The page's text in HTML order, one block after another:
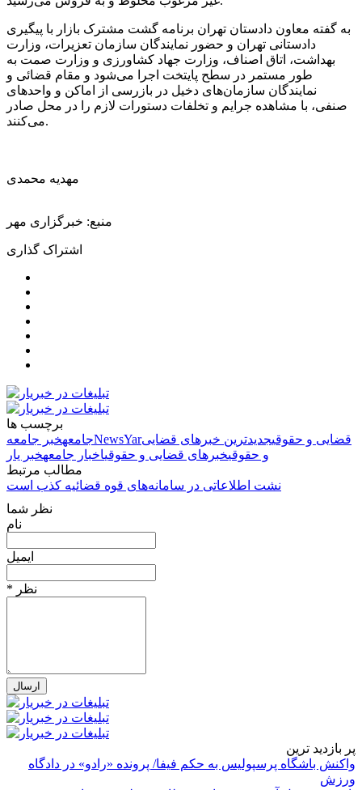
به گفته معاون دادستان تهران برنامه گشت مشترک بازار با پیگیری
دادستانی تهران و حضور نمایندگان سازمان تعزیرات، وزارت
بهداشت، اتاق اصناف، وزارت جهاد کشاورزی و وزارت صمت به
طور مستمر در سطح پایتخت اجرا می‌شود و مقام قضائی و
نمایندگان سازمان‌های دخیل در بازرسی از اماکن و واحدهای
صنفی، با مشاهده جرایم و تخلفات دستور ات لازم را در محل صادر
می‌کنند.
مهدیه محمدی
منبع: خبرگزاری مهر
اشتراک گذاری
برچسب ها
جامعهخبر جامعه NewsYar قضایی و حقوقیجدیدترین خبرهای قضایی
و حقوقیخبرهای قضایی و حقوقیاخبار جامعهخبر یار
مطالب مرتبط
نشت اطلاعاتی در سامانه‌های قوه قضائیه کذب است
نظر شما
نام
ایمیل
* نظر
پر بازدید ترین
واکنش باشگاه پرسپولیس به حکم فیفا/ پرونده «رادو» در دادگاه
ورزش